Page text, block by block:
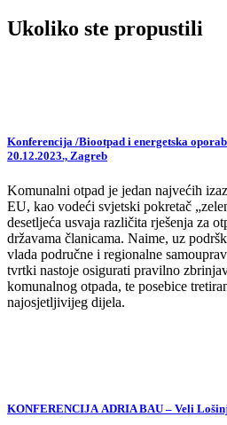
Ukoliko ste propustili
Konferencija /Biootpad i energetska
20.12.2023., Zagreb
Komunalni otpad je jedan najvećih
EU, kao vodeći svjetski pokretač
desetljeća usvaja različita rješenja za
državama članicama. Naime, uz
vlada područne i regionalne
tvrtki nastoje osigurati pravilno
komunalnog otpada, te posebice
najosjetljivijeg dijela.
KONFERENCIJA ADRIA BAU – Veli